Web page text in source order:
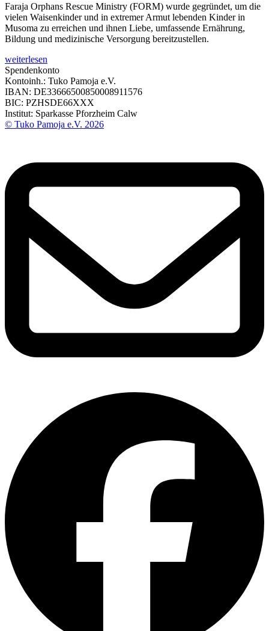
Faraja Orphans Rescue Ministry (FORM) wurde gegründet, um die
vielen Waisenkinder und in extremer Armut lebenden Kinder in
Musoma zu erreichen und ihnen Liebe, umfassende Ernährung,
Bildung und medizinische Versorgung bereitzustellen.
weiterlesen
Spendenkonto
Kontoinh.: Tuko Pamoja e.V.
IBAN: DE33666500850008911576
BIC: PZHSDE66XXX
Institut: Sparkasse Pforzheim Calw
© Tuko Pamoja e.V. 2026